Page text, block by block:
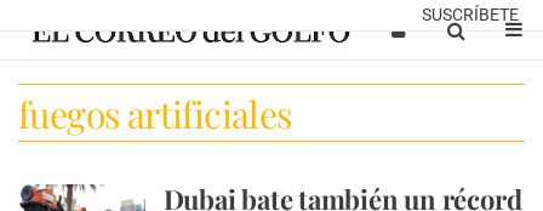
SUSCRÍBETE
fuegos artificiales
Dubai bate también un récord